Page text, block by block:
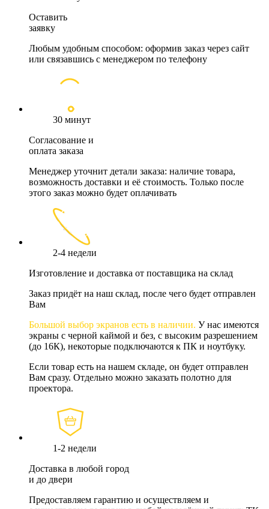
Оставить
заявку
Любым удобным способом: оформив заказ через сайт
или связавшись с менеджером по телефону
30 минут
Согласование и
оплата заказа
Менеджер уточнит детали заказа: наличие товара,
возможность доставки и её стоимость. Только после
этого заказ можно будет оплачивать
2-4 недели
Изготовление и доставка от поставщика на склад
Заказ придёт на наш склад, после чего будет отправлен
Вам
Большой выбор экранов есть в наличии. У нас имеются
экраны с черной каймой и без, с высоким разрешением
(до 16К), некоторые подключаются к ПК и ноутбуку.
Если товар есть на нашем складе, он будет отправлен
Вам сразу. Отдельно можно заказать полотно для
проектора.
1-2 недели
Доставка в любой город
и до двери
Предоставляем гарантию и осуществляем и